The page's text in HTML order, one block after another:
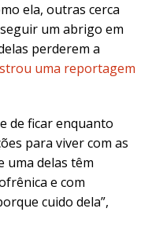
ela, outras cerca
um abrigo em
perderem a
uma reportagem
de ficar enquanto
para viver com as
uma delas têm
e com
cuido dela”,